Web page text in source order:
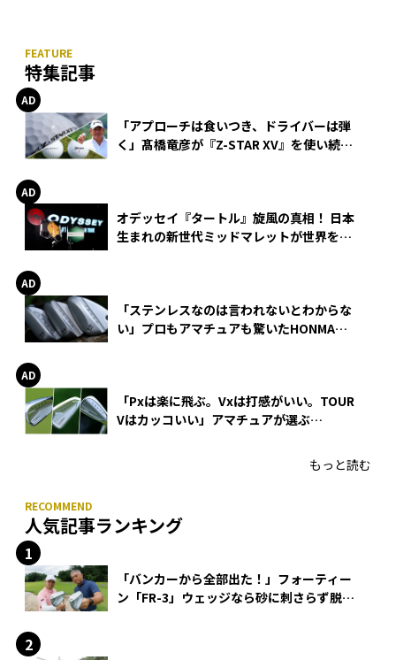
特集記事
「アプローチは食いつき、ドライバーは弾
く」髙橋竜彦が『Z-STAR XV』を使い続け
オデッセイ『タートル』旋風の真相！ 日本
生まれの新世代ミッドマレットが世界を席
「ステンレスなのは言われないとわからな
い」プロもアマチュアも驚いたHONMA
「Pxは楽に飛ぶ。Vxは打感がいい。TOUR
Vはカッコいい」アマチュアが選ぶ
もっと読む
人気記事ランキング
「バンカーから全部出た！」フォーティー
ン「FR-3」ウェッジなら砂に刺さらず脱出